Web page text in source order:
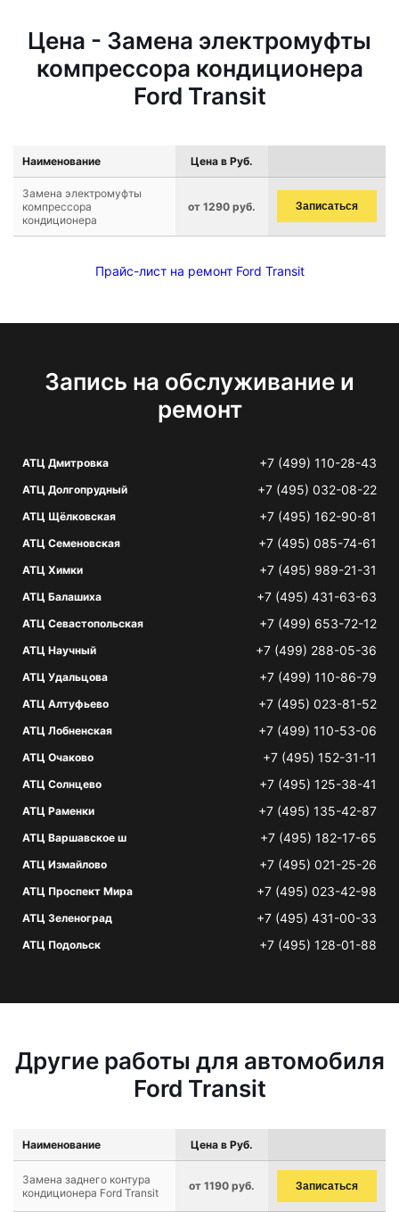
Цена - Замена электромуфты
компрессора кондиционера
Ford Transit
Наименование Цена в Руб.
Замена электромуфты
компрессора
кондиционера
от 1290 руб. Записаться
Прайс-лист на ремонт Ford Transit
Запись на обслуживание и
ремонт
АТЦ Дмитровка +7 (499) 110-28-43
АТЦ Долгопрудный +7 (495) 032-08-22
АТЦ Щёлковская +7 (495) 162-90-81
АТЦ Семеновская +7 (495) 085-74-61
АТЦ Химки +7 (495) 989-21-31
АТЦ Балашиха +7 (495) 431-63-63
АТЦ Севастопольская +7 (499) 653-72-12
АТЦ Научный +7 (499) 288-05-36
АТЦ Удальцова +7 (499) 110-86-79
АТЦ Алтуфьево +7 (495) 023-81-52
АТЦ Лобненская +7 (499) 110-53-06
АТЦ Очаково +7 (495) 152-31-11
АТЦ Солнцево +7 (495) 125-38-41
АТЦ Раменки +7 (495) 135-42-87
АТЦ Варшавское ш +7 (495) 182-17-65
АТЦ Измайлово +7 (495) 021-25-26
АТЦ Проспект Мира +7 (495) 023-42-98
АТЦ Зеленоград +7 (495) 431-00-33
АТЦ Подольск +7 (495) 128-01-88
Другие работы для автомобиля
Ford Transit
Наименование Цена в Руб.
Замена заднего контура
кондиционера Ford Transit
от 1190 руб. Записаться